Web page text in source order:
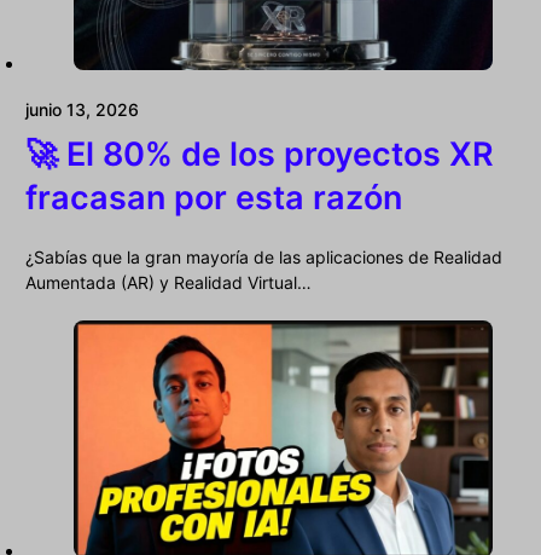
junio 13, 2026
🚀 El 80% de los proyectos XR
fracasan por esta razón
¿Sabías que la gran mayoría de las aplicaciones de Realidad
Aumentada (AR) y Realidad Virtual…